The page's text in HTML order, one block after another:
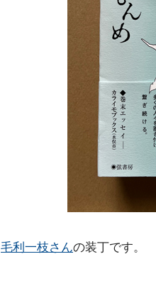
毛利一枝さんの装丁です。